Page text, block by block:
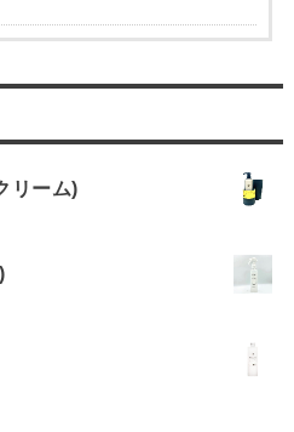
リーム)